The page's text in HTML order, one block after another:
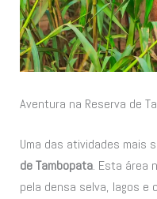
Aventura na Reserva de
Uma das atividades mais
de Tambopata. Esta área
pela densa selva, lagos e